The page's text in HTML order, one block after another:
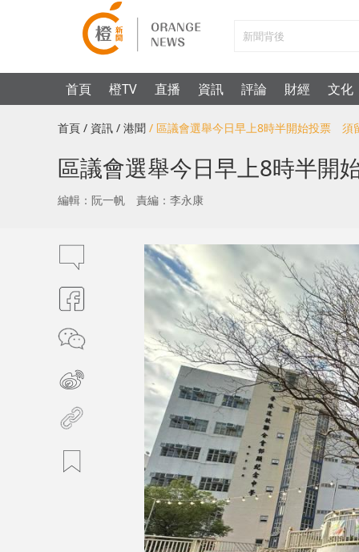
首頁 橙TV 直播 資訊 評論 財經 文化
首頁 / 資訊 / 港聞 / 區議會選舉今日早上8時半開始投票 須
區議會選舉今日早上8時半
編輯：阮一帆 責編：李永康